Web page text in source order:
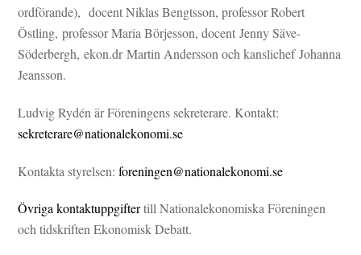
ordförande), docent Niklas Bengtsson, professor Robert
Östling, professor Maria Börjesson, docentJenny Säve-
Söderbergh, ekon.dr Martin Andersson och kanslichefJohanna
Jeansson.
Ludvig Rydén är Föreningens sekreterare. Kontakt:
sekreterare@nationalekonomi.se
Kontakta styrelsen:foreningen@nationalekonomi.se
Övriga kontaktuppgiftertill Nationalekonomiska Föreningen
och tidskriften Ekonomisk Debatt.